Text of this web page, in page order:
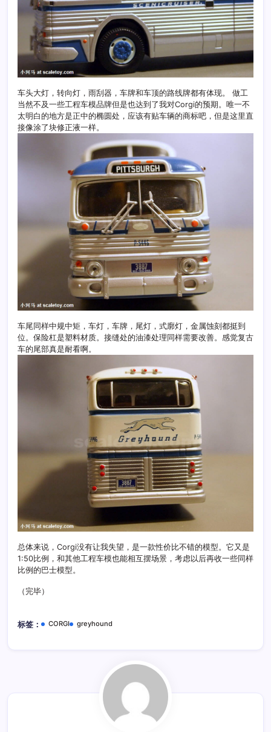
车头大灯，转向灯，雨刮器，车牌和车顶的路线牌都有体现。 做工
当然不及一些工程车模品牌但是也达到了我对Corgi的预期。唯一不
太明白的地方是正中的椭圆处，应该有贴车辆的商标吧，但是这里直
接像涂了块修正液一样。
车尾同样中规中矩，车灯，车牌，尾灯，式廓灯，金属蚀刻都挺到
位。保险杠是塑料材质。接缝处的油漆处理同样需要改善。感觉复古
车的尾部真是耐看啊。
总体来说，Corgi没有让我失望，是一款性价比不错的模型。它又是
1:50比例，和其他工程车模也能相互摆场景，考虑以后再收一些同样
比例的巴士模型。
（完毕）
标签： CORGI greyhound